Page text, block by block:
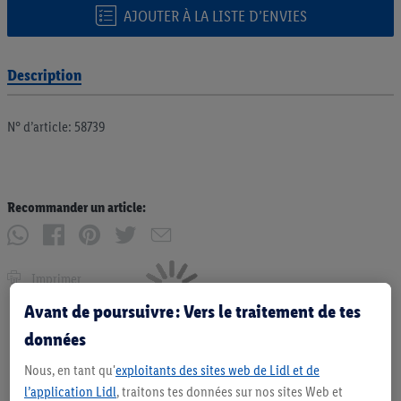
AJOUTER À LA LISTE D’ENVIES
Description
N° d’article: 58739
Recommander un article:
Imprimer
Avant de poursuivre : Vers le traitement de tes
données
Nous, en tant qu'exploitants des sites web de Lidl et de
l’application Lidl, traitons tes données sur nos sites Web et